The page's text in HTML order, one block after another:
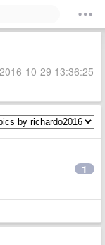
10-29 13:36:25
1